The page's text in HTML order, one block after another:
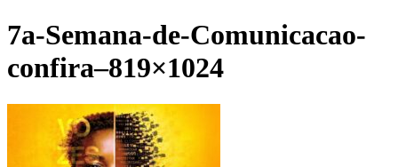
7a-Semana-de-Comunicacao-
confira–819×1024